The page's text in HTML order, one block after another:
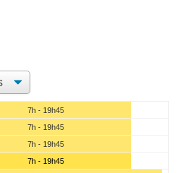
7h - 19h45
7h - 19h45
7h - 19h45
7h - 19h45